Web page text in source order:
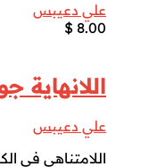
علي دعيبس
$ 8.00
اللانهاية
علي دعيبس
اللامتناهي في